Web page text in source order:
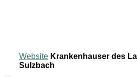
Website Krankenhauser des
Sulzbach